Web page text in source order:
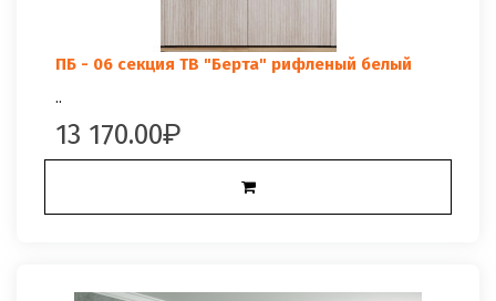
ПБ - 06 секция ТВ "Берта" рифленый белый
..
13 170.00